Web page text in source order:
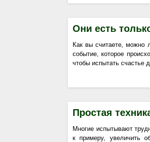
Они есть
Как вы считаете, можно
событие, которое
чтобы испытать счастье
Простая
Многие испытывают
к примеру, увеличить